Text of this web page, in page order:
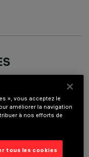
use an LED lamp with
Painted, die-cast
metallised with
», vous acceptez le
améliorer la navigation
à nos efforts de
tous les cookies